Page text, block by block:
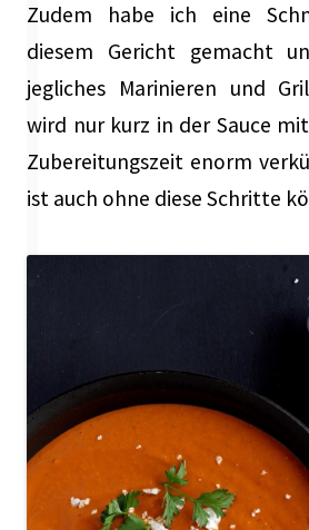
Zudem habe ich eine
diesem Gericht gemacht
jegliches Marinieren und
wird nur kurz in der Sauce
Zubereitungszeit enorm
ist auch ohne diese Schritte